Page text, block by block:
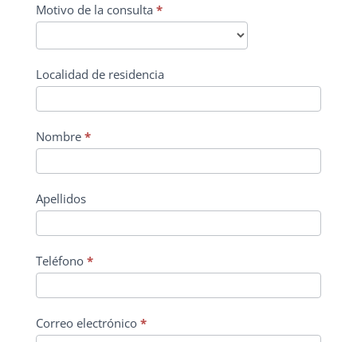
CONTACTO
PRINCIPAL
Motivo de la consulta *
Localidad de residencia
Nombre *
Apellidos
Teléfono *
Correo electrónico *